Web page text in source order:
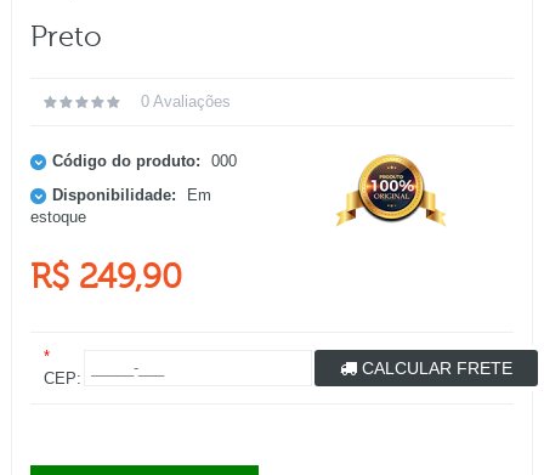
Preto
0 Avaliações
Código do produto:
000
Disponibilidade:
Em
estoque
R$ 249,90
*
CEP:
CALCULAR FRETE